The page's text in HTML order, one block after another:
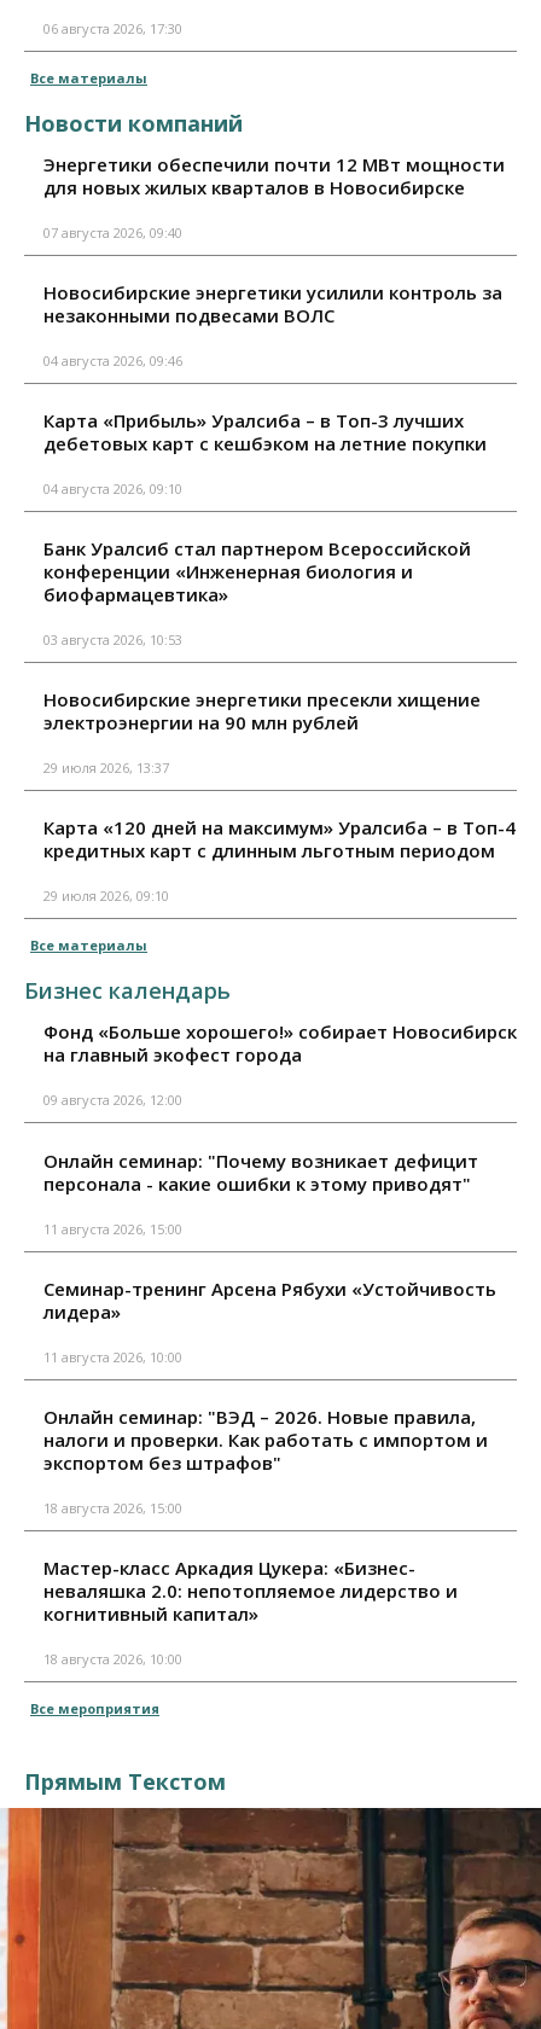
06 августа 2026, 17:30
Все материалы
Новости компаний
Энергетики обеспечили почти 12 МВт мощности
для новых жилых кварталов в Новосибирске
07 августа 2026, 09:40
Новосибирские энергетики усилили контроль за
незаконными подвесами ВОЛС
04 августа 2026, 09:46
Карта «Прибыль» Уралсиба – в Топ-3 лучших
дебетовых карт с кешбэком на летние покупки
04 августа 2026, 09:10
Банк Уралсиб стал партнером Всероссийской
конференции «Инженерная биология и
биофармацевтика»
03 августа 2026, 10:53
Новосибирские энергетики пресекли хищение
электроэнергии на 90 млн рублей
29 июля 2026, 13:37
Карта «120 дней на максимум» Уралсиба – в Топ-4
кредитных карт с длинным льготным периодом
29 июля 2026, 09:10
Все материалы
Бизнес календарь
Фонд «Больше хорошего!» собирает Новосибирск
на главный экофест города
09 августа 2026, 12:00
Онлайн семинар: "Почему возникает дефицит
персонала - какие ошибки к этому приводят"
11 августа 2026, 15:00
Семинар-тренинг Арсена Рябухи «Устойчивость
лидера»
11 августа 2026, 10:00
Онлайн семинар: "ВЭД – 2026. Новые правила,
налоги и проверки. Как работать с импортом и
экспортом без штрафов"
18 августа 2026, 15:00
Мастер-класс Аркадия Цукера: «Бизнес-
неваляшка 2.0: непотопляемое лидерство и
когнитивный капитал»
18 августа 2026, 10:00
Все мероприятия
Прямым Текстом